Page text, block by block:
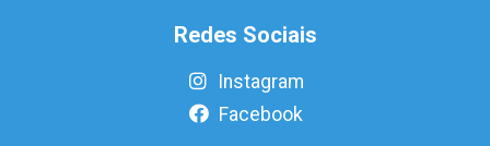
Redes Sociais
Instagram
Facebook